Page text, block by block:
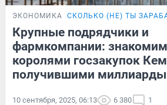
ЭКОНОМИКА СКОЛЬКО (НЕ) ТЫ
Крупные подрядчики и
фармкомпании:
королями госзакупок
получившими
10 сентября, 2025, 06:13 6 380 1